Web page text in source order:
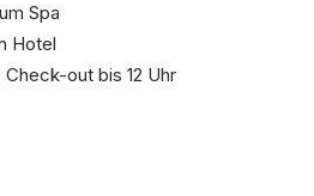
Spa
Hotel
out bis 12 Uhr